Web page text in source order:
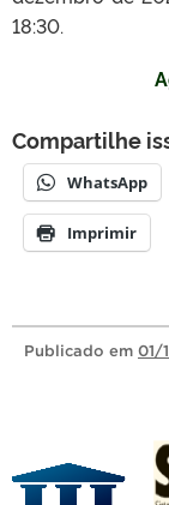
18:30.
Compartilhe
WhatsApp
Imprimir
Publicado em 01/